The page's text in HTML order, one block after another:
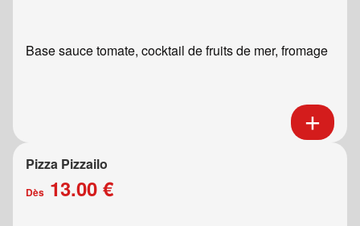
Base sauce tomate, cocktail de fruits de mer, fromage
Pizza Pizzailo
Dès 13.00 €